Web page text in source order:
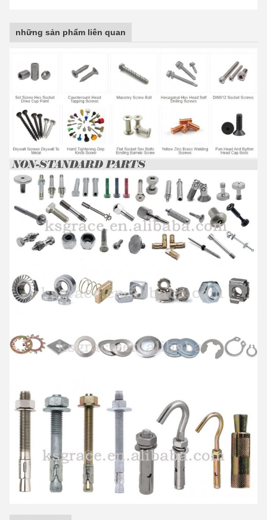
những sản phẩm liên quan